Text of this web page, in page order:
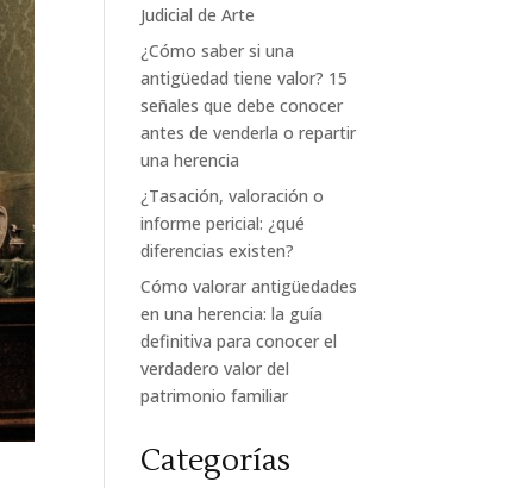
Judicial de Arte
¿Cómo saber si una
antigüedad tiene valor? 15
señales que debe conocer
antes de venderla o repartir
una herencia
¿Tasación, valoración o
informe pericial: ¿qué
diferencias existen?
Cómo valorar antigüedades
en una herencia: la guía
definitiva para conocer el
verdadero valor del
patrimonio familiar
Categorías